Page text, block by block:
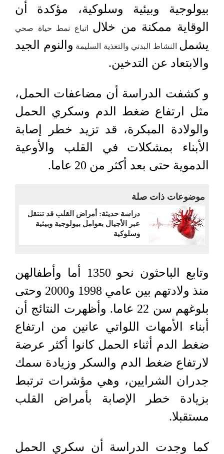
بيولوجية وبيئية وسلوكية، مؤكدة أن
الوقاية ممكنة من خلال اتباع نمط حياة صحي
يشمل النشاط البدني والتغذية السليمة والنوم الجيد
والابتعاد عن التدخين.
و كشفت الدراسة أن مضاعفات الحمل،
مثل ارتفاع ضغط الدم وسكري الحمل
والولادة المبكرة، قد تزيد خطر إصابة
الأبناء بمشكلات في القلب والأوعية
الدموية حتى بعد أكثر من 20 عاما.
موضوعات ذات صلة
دراسة حديثة: أمراض القلب قد تنتقل
عبر الأجيال بعوامل بيولوجية وبيئية
وسلوكية
وتابع الباحثون نحو 1350 أما وأطفالهن
منذ ولادتهم بين عامي 1998 و2000 وحتى
بلوغهم سن 22 عاما. وأظهرت النتائج أن
أبناء الأمهات اللواتي عانين من ارتفاع
ضغط الدم أثناء الحمل كانوا أكثر عرضة
لارتفاع ضغط الدم والسكر وزيادة سمك
جدران الشرايين، وهي مؤشرات ترتبط
بزيادة خطر الإصابة بأمراض القلب
مستقبلا.
كما وجدت الدراسة أن سكري الحمل